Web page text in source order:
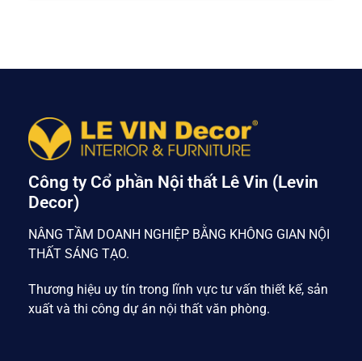
Công ty Cổ phần Nội thất Lê Vin (Levin
Decor)
NÂNG TẦM DOANH NGHIỆP BẰNG KHÔNG GIAN NỘI
THẤT SÁNG TẠO.
Thương hiệu uy tín trong lĩnh vực tư vấn thiết kế, sản
xuất và thi công dự án nội thất văn phòng.